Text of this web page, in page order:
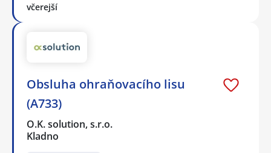
včerejší
Obsluha ohraňovacího lisu
(A733)
O.K. solution, s.r.o.
Kladno